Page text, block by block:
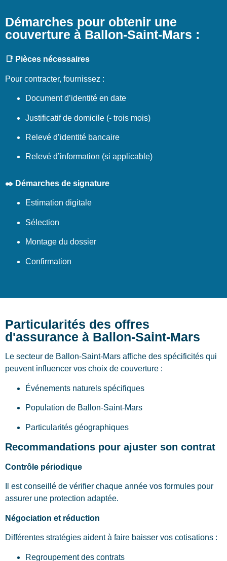
Démarches pour obtenir une
couverture à Ballon-Saint-Mars :
📑 Pièces nécessaires
Pour contracter, fournissez :
Document d’identité en date
Justificatif de domicile (- trois mois)
Relevé d’identité bancaire
Relevé d’information (si applicable)
✒️ Démarches de signature
Estimation digitale
Sélection
Montage du dossier
Confirmation
Particularités des offres
d'assurance à Ballon-Saint-Mars
Le secteur de Ballon-Saint-Mars affiche des spécificités qui
peuvent influencer vos choix de couverture :
Événements naturels spécifiques
Population de Ballon-Saint-Mars
Particularités géographiques
Recommandations pour ajuster son contrat
Contrôle périodique
Il est conseillé de vérifier chaque année vos formules pour
assurer une protection adaptée.
Négociation et réduction
Différentes stratégies aident à faire baisser vos cotisations :
Regroupement des contrats